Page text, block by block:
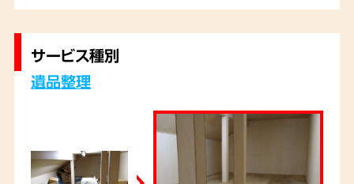
サービス種別
遺品整理